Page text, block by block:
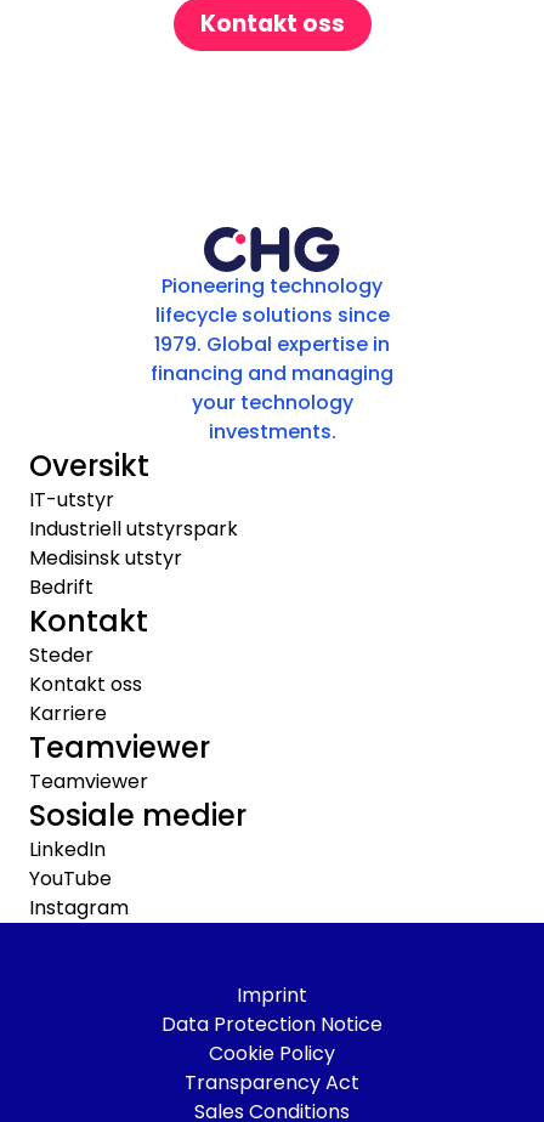
Kontakt oss
Pioneering technology
lifecycle solutions since
1979. Global expertise in
financing and managing
your technology
investments.
Oversikt
IT-utstyr
Industriell utstyrspark
Medisinsk utstyr
Bedrift
Kontakt
Steder
Kontakt oss
Karriere
Teamviewer
Teamviewer
Sosiale medier
LinkedIn
YouTube
Instagram
Imprint
Data Protection Notice
Cookie Policy
Transparency Act
Sales Conditions